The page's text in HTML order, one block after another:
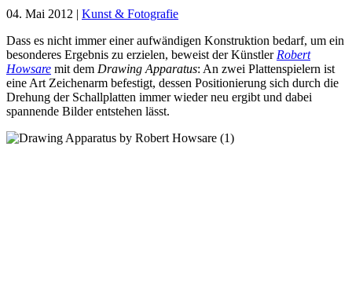
04. Mai 2012 | Kunst & Fotografie
Dass es nicht immer einer aufwändigen Konstruktion bedarf, um ein
besonderes Ergebnis zu erzielen, beweist der Künstler Robert
Howsare mit dem Drawing Apparatus: An zwei Plattenspielern ist
eine Art Zeichenarm befestigt, dessen Positionierung sich durch die
Drehung der Schallplatten immer wieder neu ergibt und dabei
spannende Bilder entstehen lässt.